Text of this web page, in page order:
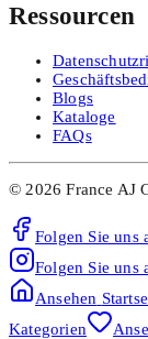
Ressourcen
Blogs
Kataloge
FAQs
© 2026 France AJ
Folgen Sie uns
Folgen Sie uns
Ansehen
Kategorien